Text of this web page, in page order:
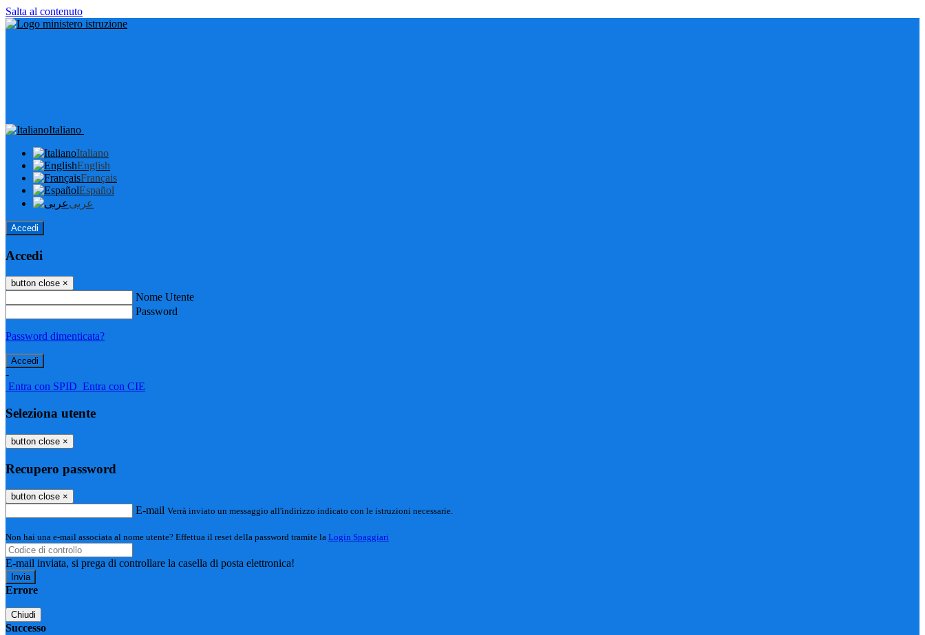
Salta al contenuto
Italiano
Italiano
English
Français
Español
عربى
Accedi
Accedi
button close ×
Nome Utente
Password
Password dimenticata?
-
Entra con SPID Entra con CIE
Seleziona utente
button close ×
Recupero password
button close ×
E-mail Verrà inviato un messaggio all'indirizzo indicato con le istruzioni necessarie.
Non hai una e-mail associata al nome utente? Effettua il reset della password tramite la Login Spaggiari
E-mail inviata, si prega di controllare la casella di posta elettronica!
Errore
Chiudi
Successo